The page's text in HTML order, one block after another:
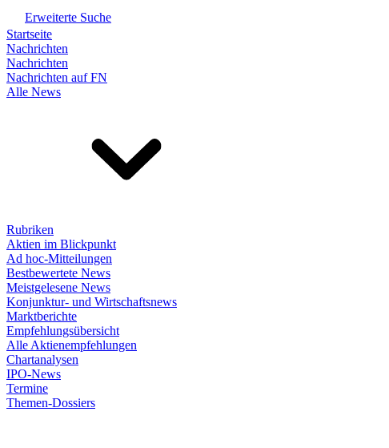
Erweiterte Suche
Startseite
Nachrichten
Nachrichten
Nachrichten auf FN
Alle News
Rubriken
Aktien im Blickpunkt
Ad hoc-Mitteilungen
Bestbewertete News
Meistgelesene News
Konjunktur- und Wirtschaftsnews
Marktberichte
Empfehlungsübersicht
Alle Aktienempfehlungen
Chartanalysen
IPO-News
Termine
Themen-Dossiers